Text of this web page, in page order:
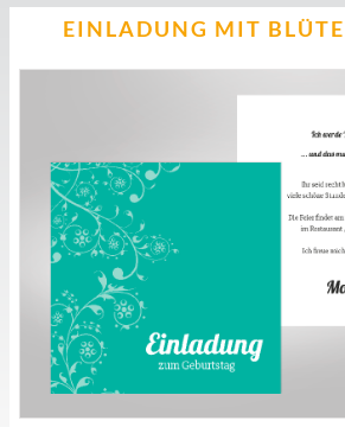
EINLADUNG MIT